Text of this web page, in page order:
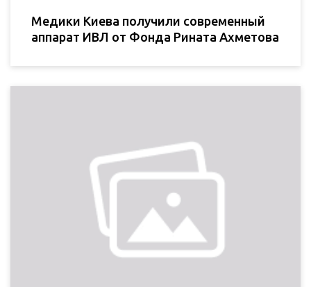
Медики Киева получили современный
аппарат ИВЛ от Фонда Рината Ахметова